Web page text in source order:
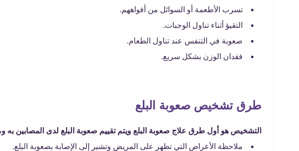
تسرب الأطعمة أو السوائل من أفواههم.
التقيؤ أثناء تناول الوجبات.
صعوبة في التنفس عند تناول الطعام.
فقدان الوزن بشكل سريع.
طرق تشخيص صعوبة البلع
التشخيص هو أول طرق علاج صعوبة البلع ويتم تقييم صعوبة البلع لدى المصابين
ملاحظة الأعراض التي تظهر على المريض وتشير إلى الإصابة بصعوبة البلع.